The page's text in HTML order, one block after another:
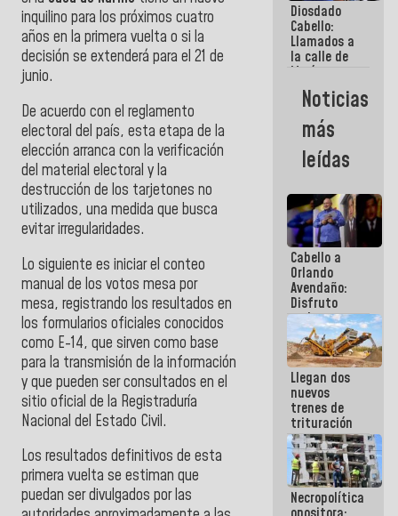
inquilino para los próximos cuatro
años en la primera vuelta o si la
decisión se extenderá para el 21 de
junio.
De acuerdo con el reglamento
electoral del país, esta etapa de la
elección arranca con la verificación
del material electoral y la
destrucción de los tarjetones no
utilizados, una medida que busca
evitar irregularidades.
Lo siguiente es iniciar el conteo
manual de los votos mesa por
mesa, registrando los resultados en
los formularios oficiales conocidos
como E-14, que sirven como base
para la transmisión de la información
y que pueden ser consultados en el
sitio oficial de la Registraduría
Nacional del Estado Civil.
Los resultados definitivos de esta
primera vuelta se estiman que
puedan ser divulgados por las
que ella iba
a salvar en
La Guaira?
Diosdado
Cabello:
Llamados a
la calle de
María
Machado se
estrellaron
de frente
contra el
Pueblo
Noticias
más
leídas
Cabello a
Orlando
Avendaño:
Disfruto
cada vez
que escribes
porque lo
que haces
es
embarrarla
Llegan dos
nuevos
trenes de
trituración
para
optimizar
manejo de
escombros
en La Guaira
Necropolítica